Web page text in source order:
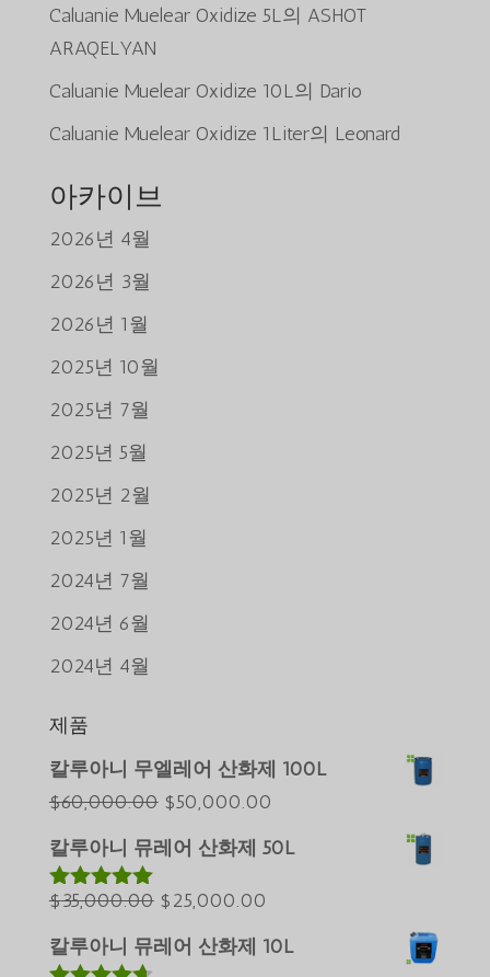
Caluanie Muelear Oxidize 5L의 ASHOT
ARAQELYAN
Caluanie Muelear Oxidize 10L의 Dario
Caluanie Muelear Oxidize 1Liter의 Leonard
아카이브
2026년 4월
2026년 3월
2026년 1월
2025년 10월
2025년 7월
2025년 5월
2025년 2월
2025년 1월
2024년 7월
2024년 6월
2024년 4월
제품
칼루아니 무엘레어 산화제 100L
$60,000.00 원
래
격:
$60,000.00.
$50,000.00
칼루아니 뮤레어 산화제 50L
5 중에서
됨
$35,000.00 원
래
$25,000.00
칼루아니 뮤레어 산화제 10LBahasa Melayu
Português do Brasil